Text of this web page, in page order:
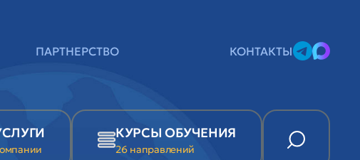
ПАРТНЕРСТВО КОНТАКТЫ
КУРСЫ ОБУЧЕНИЯ
26 направлений